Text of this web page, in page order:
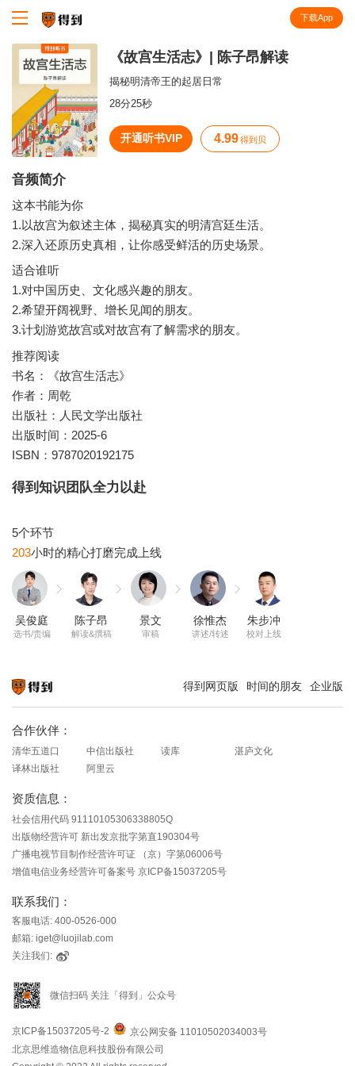
下载App
《故宫生活志》| 陈子昂解读
揭秘明清帝王的起居日常
28分25秒
开通听书VIP 4.99 得到贝
音频简介
这本书能为你
1.以故宫为叙述主体，揭秘真实的明清宫廷生活。
2.深入还原历史真相，让你感受鲜活的历史场景。
适合谁听
1.对中国历史、文化感兴趣的朋友。
2.希望开阔视野、增长见闻的朋友。
3.计划游览故宫或对故宫有了解需求的朋友。
推荐阅读
书名：《故宫生活志》
作者：周乾
出版社：人民文学出版社
出版时间：2025-6
ISBN：9787020192175
得到知识团队全力以赴
203
吴俊庭
选书/责编
陈子昂
解读&撰稿
景文
审稿
徐惟杰
讲述/转述
朱步冲
校对上线
得到网页版 时间的朋友 企业版
合作伙伴：
清华五道口 中信出版社 读库
湛庐文化
译林出版社
阿里云
资质信息：
社会信用代码 91110105306338805Q
出版物经营许可 新出发京批字第直190304号
广播电视节目制作经营许可证 （京）字第06006号
增值电信业务经营许可备案号 京ICP备15037205号
联系我们：
客服电话: 400-0526-000
邮箱: iget@luojilab.com
关注我们:
微信扫码 关注「得到」公众号
京ICP备15037205号-2
京公网安备 11010502034003号
北京思维造物信息科技股份有限公司